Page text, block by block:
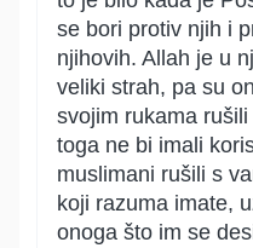
se bori protiv njih i
njihovih. Allah je u
veliki strah, pa su
svojim rukama
toga ne bi imali
muslimani rušili s
koji razuma imate,
onoga što im se